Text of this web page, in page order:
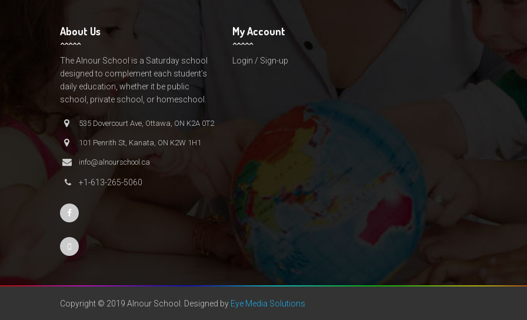
About Us
The Alnour School is a Saturday school
designed to complement each student’s
daily education, whether it be public
school, private school, or homeschool.
535 Dovercourt Ave, Ottawa, ON K2A 0T2
101 Penrith St, Kanata, ON K2W 1H1
info@alnourschool.ca
+1-613-265-5060
My Account
Login / Sign-up
Copyright © 2019 Alnour School. Designed by Eye Media Solutions